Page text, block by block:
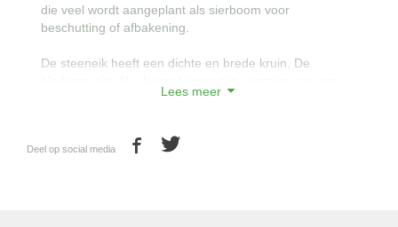
die veel wordt aangeplant als sierboom voor
beschutting of afbakening.
De steeneik heeft een dichte en brede kruin. De
hulstachtige getande rand als bescherming tegen vraat.
Door het dicht en groenblijvende bladerdek van de
steeneik is het een ideale boom voor duurzame groene
Lees meer
Deel op social media